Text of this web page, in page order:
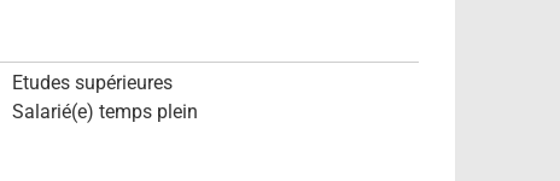
Etudes supérieures
Salarié(e) temps plein